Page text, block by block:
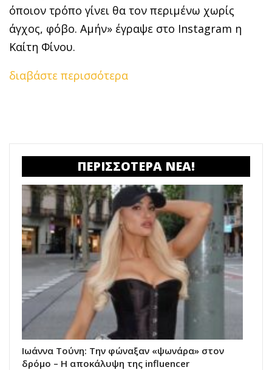
όποιον τρόπο γίνει θα τον περιμένω χωρίς
άγχος, φόβο. Αμήν» έγραψε στο Instagram η
Καίτη Φίνου.
διαβάστε περισσότερα
ΠΕΡΙΣΣΟΤΕΡΑ ΝΕΑ!
Ιωάννα Τούνη: Την φώναξαν «ψωνάρα» στον
δρόμο – Η αποκάλυψη της influencer